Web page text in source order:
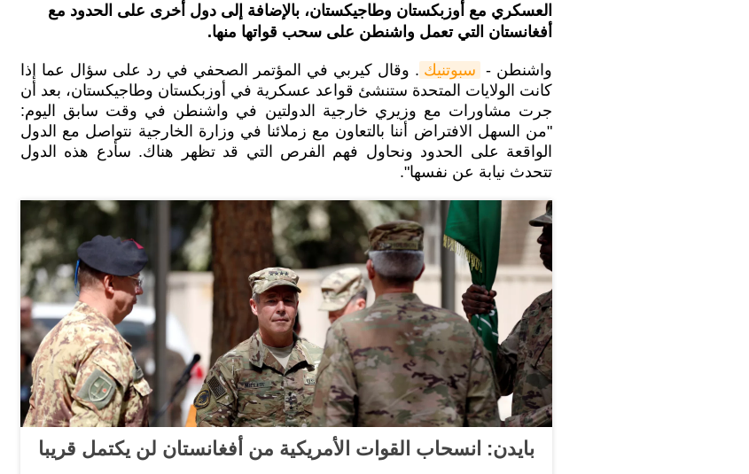
العسكري مع أوزبكستان وطاجيكستان، بالإضافة إلى دول أخرى على الحدود مع
أفغانستان التي تعمل واشنطن على سحب قواتها منها.
واشنطن - سبوتنيك . وقال كيربي في المؤتمر الصحفي في رد على سؤال عما إذا
كانت الولايات المتحدة ستنشئ قواعد عسكرية في أوزبكستان وطاجيكستان، بعد أن
جرت مشاورات مع وزيري خارجية الدولتين في واشنطن في وقت سابق اليوم:
"من السهل الافتراض أننا بالتعاون مع زملائنا في وزارة الخارجية نتواصل مع الدول
الواقعة على الحدود ونحاول فهم الفرص التي قد تظهر هناك. سأدع هذه الدول
تتحدث نيابة عن نفسها".
بايدن: انسحاب القوات الأمريكية من أفغانستان لن يكتمل قريبا